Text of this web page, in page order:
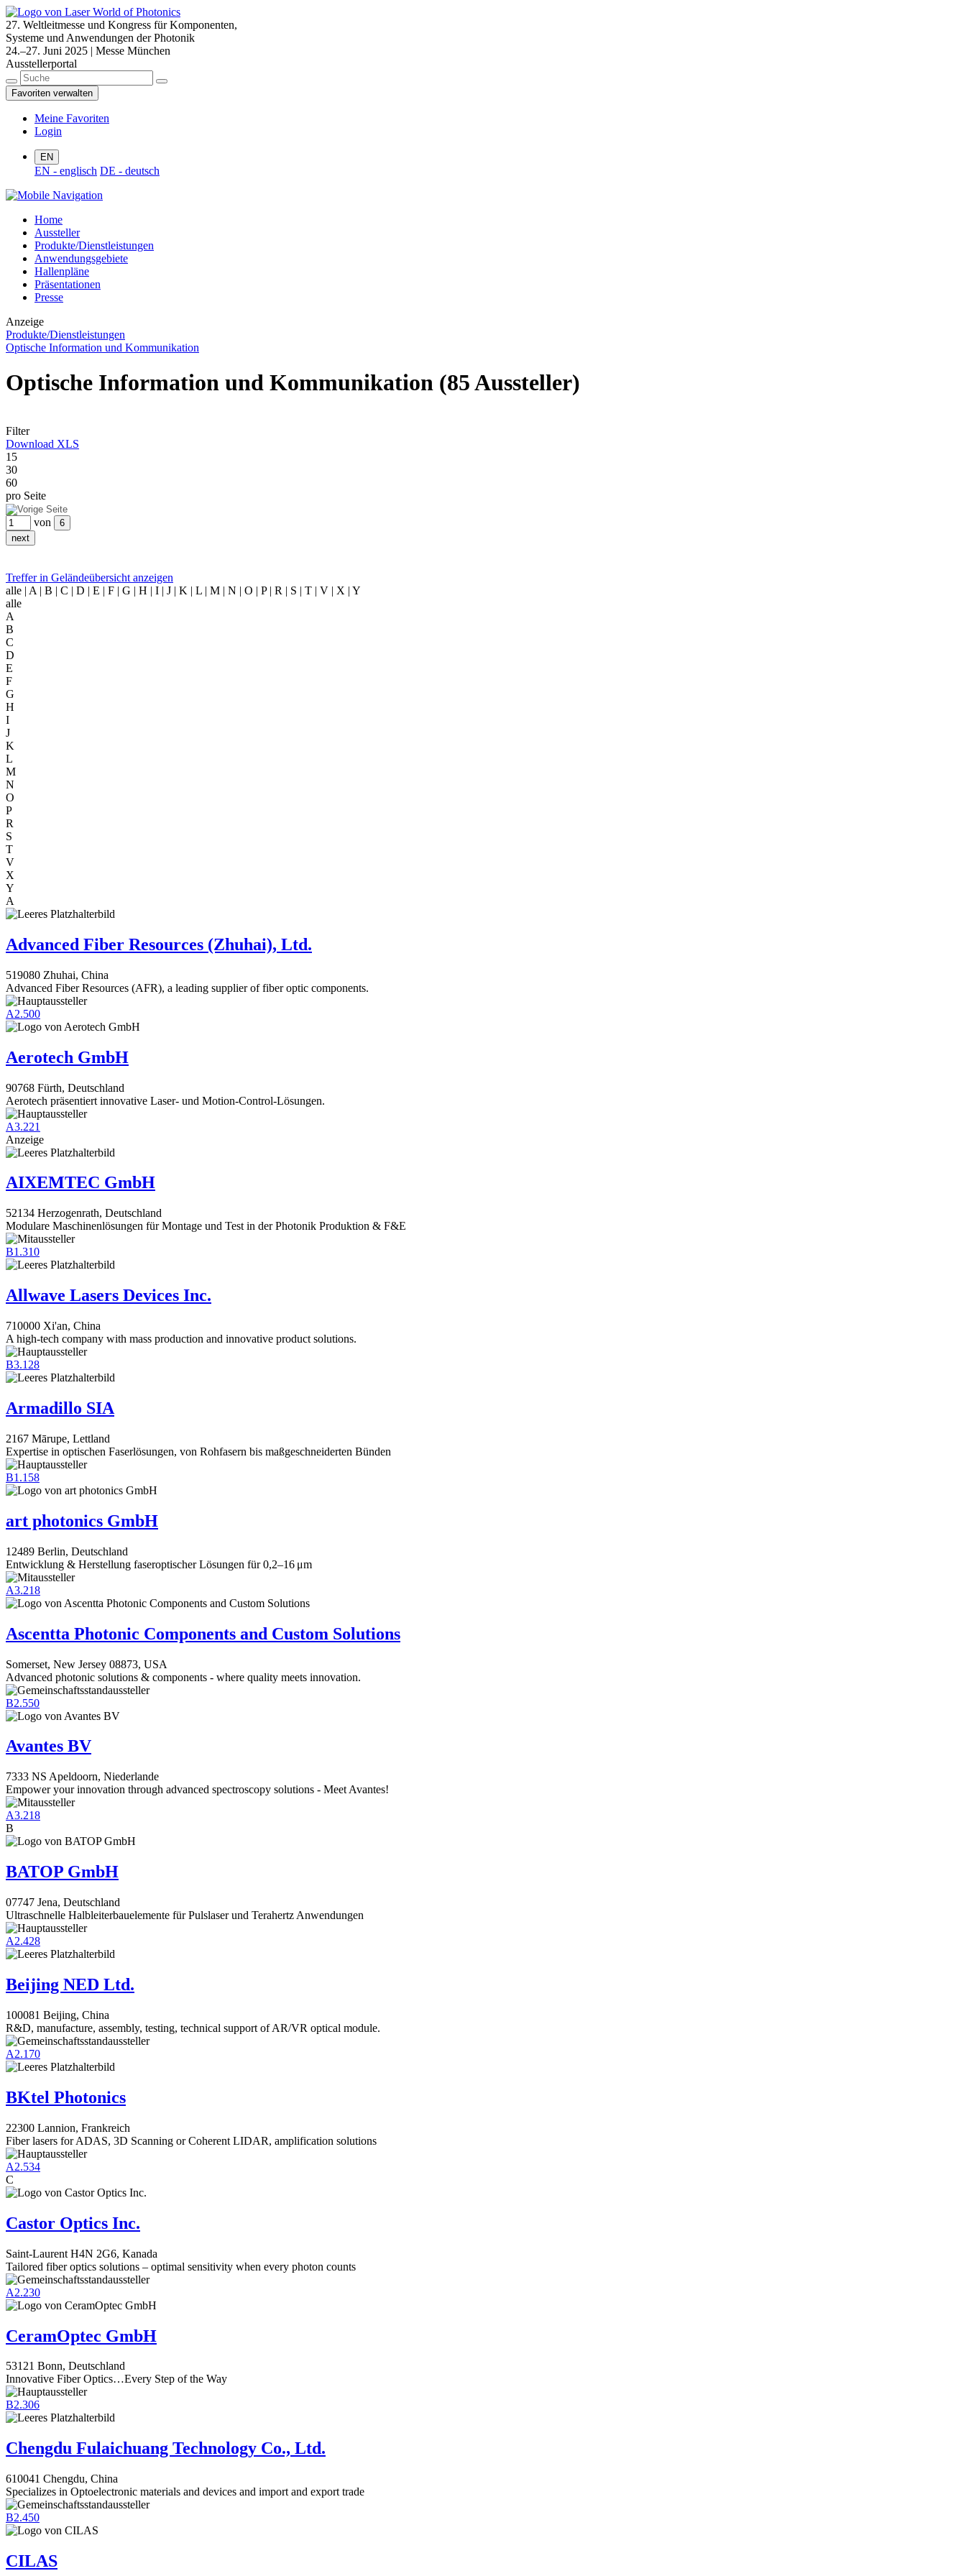
27. Weltleitmesse und Kongress für Komponenten,
Systeme und Anwendungen der Photonik
24.–27. Juni 2025 | Messe München
Ausstellerportal
Favoriten verwalten
Meine Favoriten
Login
EN
EN - englisch DE - deutsch
Home
Aussteller
Produkte/Dienstleistungen
Anwendungsgebiete
Hallenpläne
Präsentationen
Presse
Anzeige
Produkte/Dienstleistungen
Optische Information und Kommunikation
Optische Information und Kommunikation (85 Aussteller)
Filter
Download XLS
15
30
60
pro Seite
von
Treffer in Geländeübersicht anzeigen
alle | A | B | C | D | E | F | G | H | I | J | K | L | M | N | O | P | R | S | T | V | X | Y
alle
A
B
C
D
E
F
G
H
I
J
K
L
M
N
O
P
R
S
T
V
X
Y
A
Advanced Fiber Resources (Zhuhai), Ltd.
519080 Zhuhai, China
Advanced Fiber Resources (AFR), a leading supplier of fiber optic components.
A2.500
Aerotech GmbH
90768 Fürth, Deutschland
Aerotech präsentiert innovative Laser- und Motion-Control-Lösungen.
A3.221
Anzeige
AIXEMTEC GmbH
52134 Herzogenrath, Deutschland
Modulare Maschinenlösungen für Montage und Test in der Photonik Produktion & F&E
B1.310
Allwave Lasers Devices Inc.
710000 Xi'an, China
A high-tech company with mass production and innovative product solutions.
B3.128
Armadillo SIA
2167 Mārupe, Lettland
Expertise in optischen Faserlösungen, von Rohfasern bis maßgeschneiderten Bünden
B1.158
art photonics GmbH
12489 Berlin, Deutschland
Entwicklung & Herstellung faseroptischer Lösungen für 0,2–16 μm
A3.218
Ascentta Photonic Components and Custom Solutions
Somerset, New Jersey 08873, USA
Advanced photonic solutions & components - where quality meets innovation.
B2.550
Avantes BV
7333 NS Apeldoorn, Niederlande
Empower your innovation through advanced spectroscopy solutions - Meet Avantes!
A3.218
B
BATOP GmbH
07747 Jena, Deutschland
Ultraschnelle Halbleiterbauelemente für Pulslaser und Terahertz Anwendungen
A2.428
Beijing NED Ltd.
100081 Beijing, China
R&D, manufacture, assembly, testing, technical support of AR/VR optical module.
A2.170
BKtel Photonics
22300 Lannion, Frankreich
Fiber lasers for ADAS, 3D Scanning or Coherent LIDAR, amplification solutions
A2.534
C
Castor Optics Inc.
Saint-Laurent H4N 2G6, Kanada
Tailored fiber optics solutions – optimal sensitivity when every photon counts
A2.230
CeramOptec GmbH
53121 Bonn, Deutschland
Innovative Fiber Optics…Every Step of the Way
B2.306
Chengdu Fulaichuang Technology Co., Ltd.
610041 Chengdu, China
Specializes in Optoelectronic materials and devices and import and export trade
B2.450
CILAS